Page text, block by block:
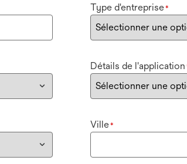
Type d'entreprise*
Détails de l'application
Ville*